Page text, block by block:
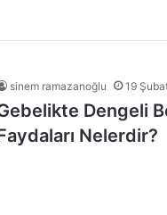
sinem ramazanoğlu 19
Dengeli
Nelerdir?